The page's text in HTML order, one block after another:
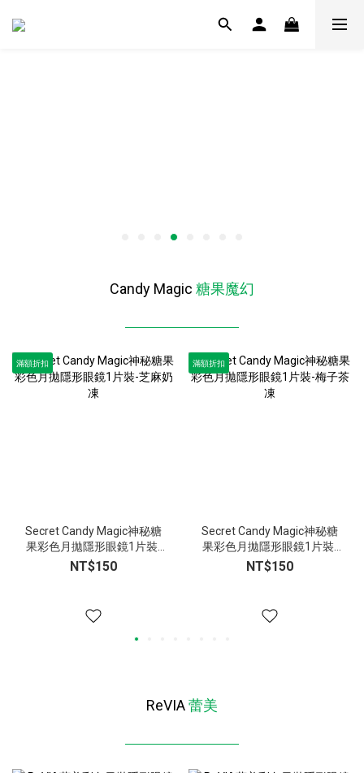
Candy Magic 糖果魔幻
滿額折扣
Secret Candy Magic神秘糖
果彩色月拋隱形眼鏡1片裝-
芝麻奶凍
NT$150
滿額折扣
Secret Candy Magic神秘糖
果彩色月拋隱形眼鏡1片裝-
梅子茶凍
NT$150
ReVIA蕾美